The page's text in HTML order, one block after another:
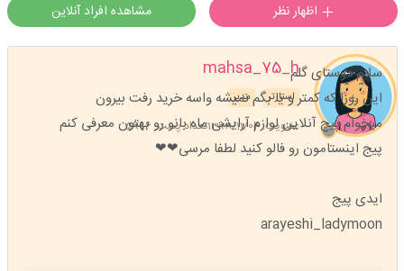
مشاهده افراد آنلاین
mahsa_75_h
مدیر استارتر
عضویت: 1398/11/04 تعداد پست: 5996
سلام دوستای گلم
این روزا که کمتر و یا بگم نمیشه واسه خرید رفت بیرون
میخوام پیج آنلاین لوازم آرایشی ماه بانو رو بهتون معرفی کنم
پیج اینستامون رو فالو کنید لطفا مرسی❤❤
ایدی پیج
arayeshi_ladymoon